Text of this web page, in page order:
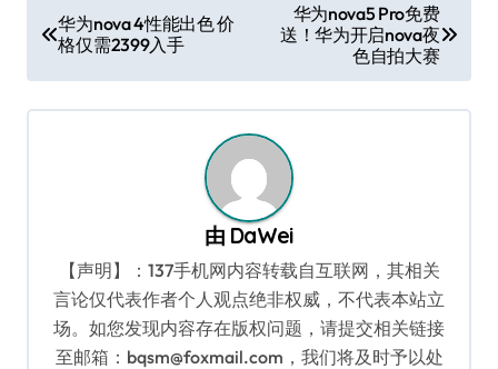
章
导
航
华为nova 4性能出色 价
格仅需2399入手
华为nova5 Pro免费
送！华为开启nova夜
色自拍大赛
由 DaWei
【声明】：137手机网内容转载自互联网，其相关
言论仅代表作者个人观点绝非权威，不代表本站立
场。如您发现内容存在版权问题，请提交相关链接
至邮箱：bqsm@foxmail.com，我们将及时予以处